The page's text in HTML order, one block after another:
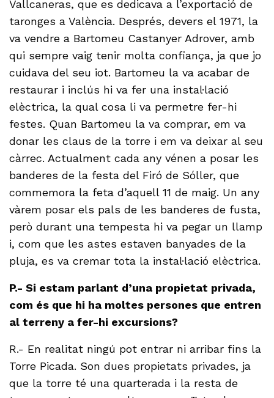
Vallcaneras, que es dedicava a l’exportació de
taronges a València. Després, devers el 1971, la
va vendre a Bartomeu Castanyer Adrover, amb
qui sempre vaig tenir molta confiança, ja que jo
cuidava del seu iot. Bartomeu la va acabar de
restaurar i inclús hi va fer una instal·lació
elèctrica, la qual cosa li va permetre fer-hi
festes. Quan Bartomeu la va comprar, em va
donar les claus de la torre i em va deixar al seu
càrrec. Actualment cada any vénen a posar les
banderes de la festa del Firó de Sóller, que
commemora la feta d’aquell 11 de maig. Un any
vàrem posar els pals de les banderes de fusta,
però durant una tempesta hi va pegar un llamp
i, com que les astes estaven banyades de la
pluja, es va cremar tota la instal·lació elèctrica.
P.- Si estam parlant d’una propietat privada,
com és que hi ha moltes persones que entren
al terreny a fer-hi excursions?
R.- En realitat ningú pot entrar ni arribar fins la
Torre Picada. Son dues propietats privades, ja
que la torre té una quarterada i la resta de